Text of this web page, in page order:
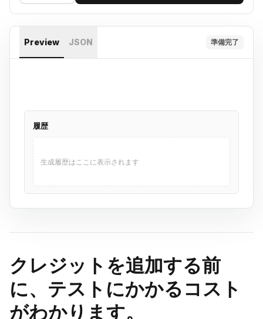
Preview JSON 準備完了
履歴
生成履歴はここに表示されます
クレジットを追加する前
に、テストにかかるコスト
がわかります。